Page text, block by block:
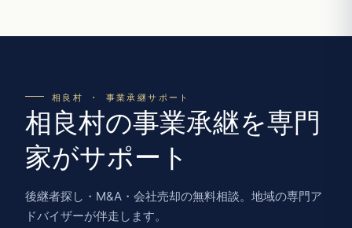
相良村 · 事業承継サポート
相良村の事業承継を専門
家がサポート
後継者探し・M&A・会社売却の無料相談。地域の専門ア
ドバイザーが伴走します。